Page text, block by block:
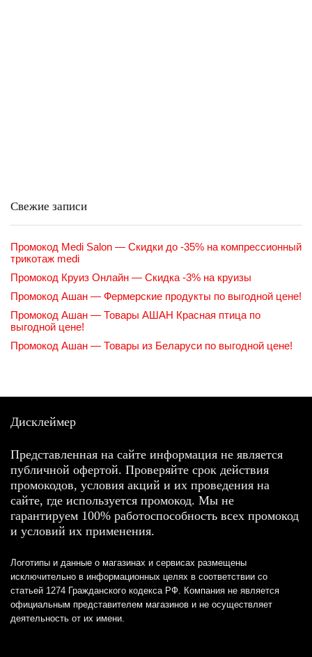
Свежие записи
Промокод Medi Salon — Скидки до -35% на компрессионный
трикотаж medi
Промокод Круиз Онлайн — Скидка -3% на круизы
Промокод Ашан — Фермерские продукты по выгодной цене!
Промокод Ашан — Товары АШАН Красная птица по
выгодной цене!
Промокод Ашан — Товары из Беларуси по выгодной цене!
Дисклеймер
Представленная на сайте информация не является
публичной офертой. Проверяйте срок действия
промокодов, условия акций и их проведения на
сайте, где используется промокод. Мы не
гарантируем 100% работоспособность всех промокод
и условий их применения.
Логотипы и данные о магазинах и сервисах размещены
исключительно в информационных целях в соответствии со
статьей 1274 Гражданского кодекса РФ. Компания не является
официальным представителем магазинов и не осуществляет
деятельность от их имени.